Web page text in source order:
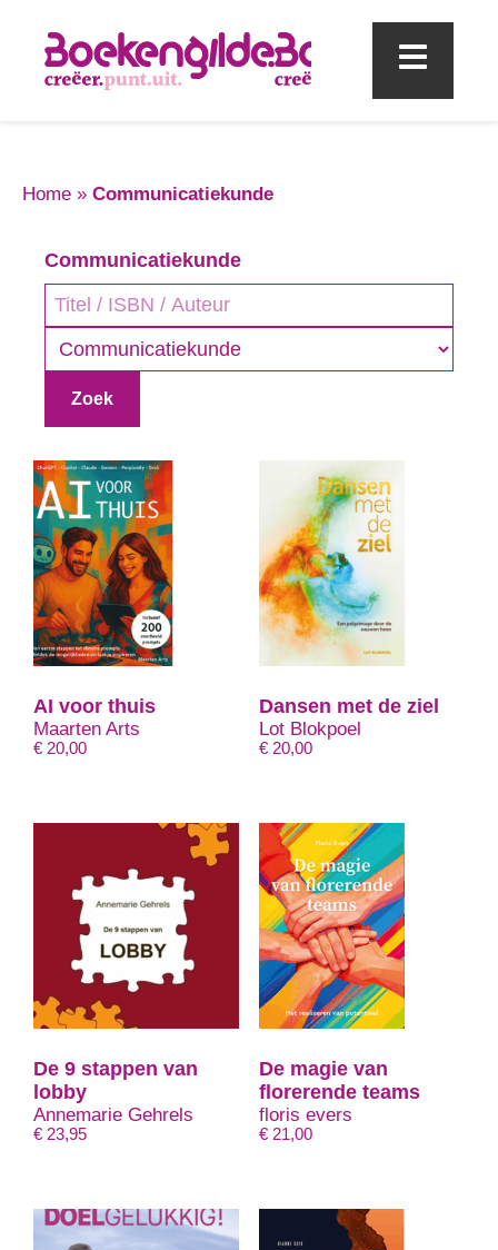
Home » Communicatiekunde
Communicatiekunde
Genre
Zoek
AI voor thuis
Maarten Arts
€ 20,00
Dansen met de ziel
Lot Blokpoel
€ 20,00
De 9 stappen van
lobby
Annemarie Gehrels
€ 23,95
De magie van
florerende teams
floris evers
€ 21,00